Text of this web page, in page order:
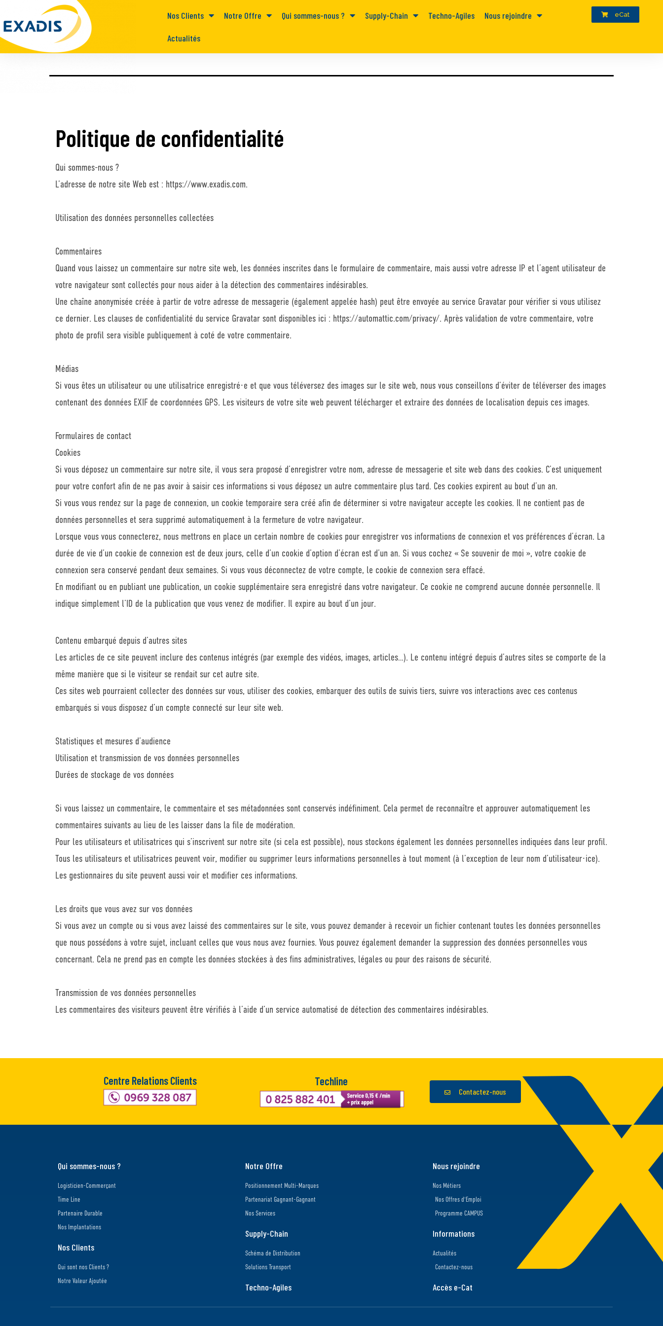
Nos Clients Notre Offre Qui sommes-nous ? Supply-Chain Techno-Agiles Nous rejoindre
Actualités
eCat
Politique de confidentialité
Qui sommes-nous ?
L’adresse de notre site Web est : https://www.exadis.com.
Utilisation des données personnelles collectées
Commentaires
Quand vous laissez un commentaire sur notre site web, les données inscrites dans le formulaire de commentaire, mais aussi votre adresse IP et l’agent utilisateur de
votre navigateur sont collectés pour nous aider à la détection des commentaires indésirables.
Une chaîne anonymisée créée à partir de votre adresse de messagerie (également appelée hash) peut être envoyée au service Gravatar pour vérifier si vous utilisez
ce dernier. Les clauses de confidentialité du service Gravatar sont disponibles ici : https://automattic.com/privacy/. Après validation de votre commentaire, votre
photo de profil sera visible publiquement à coté de votre commentaire.
Médias
Si vous êtes un utilisateur ou une utilisatrice enregistré·e et que vous téléversez des images sur le site web, nous vous conseillons d’éviter de téléverser des images
contenant des données EXIF de coordonnées GPS. Les visiteurs de votre site web peuvent télécharger et extraire des données de localisation depuis ces images.
Formulaires de contact
Cookies
Si vous déposez un commentaire sur notre site, il vous sera proposé d’enregistrer votre nom, adresse de messagerie et site web dans des cookies. C’est uniquement
pour votre confort afin de ne pas avoir à saisir ces informations si vous déposez un autre commentaire plus tard. Ces cookies expirent au bout d’un an.
Si vous vous rendez sur la page de connexion, un cookie temporaire sera créé afin de déterminer si votre navigateur accepte les cookies. Il ne contient pas de
données personnelles et sera supprimé automatiquement à la fermeture de votre navigateur.
Lorsque vous vous connecterez, nous mettrons en place un certain nombre de cookies pour enregistrer vos informations de connexion et vos préférences d’écran. La
durée de vie d’un cookie de connexion est de deux jours, celle d’un cookie d’option d’écran est d’un an. Si vous cochez « Se souvenir de moi », votre cookie de
connexion sera conservé pendant deux semaines. Si vous vous déconnectez de votre compte, le cookie de connexion sera effacé.
En modifiant ou en publiant une publication, un cookie supplémentaire sera enregistré dans votre navigateur. Ce cookie ne comprend aucune donnée personnelle. Il
indique simplement l’ID de la publication que vous venez de modifier. Il expire au bout d’un jour.
Contenu embarqué depuis d’autres sites
Les articles de ce site peuvent inclure des contenus intégrés (par exemple des vidéos, images, articles…). Le contenu intégré depuis d’autres sites se comporte de la
même manière que si le visiteur se rendait sur cet autre site.
Ces sites web pourraient collecter des données sur vous, utiliser des cookies, embarquer des outils de suivis tiers, suivre vos interactions avec ces contenus
embarqués si vous disposez d’un compte connecté sur leur site web.
Statistiques et mesures d’audience
Utilisation et transmission de vos données personnelles
Durées de stockage de vos données
Si vous laissez un commentaire, le commentaire et ses métadonnées sont conservés indéfiniment. Cela permet de reconnaître et approuver automatiquement les
commentaires suivants au lieu de les laisser dans la file de modération.
Pour les utilisateurs et utilisatrices qui s’inscrivent sur notre site (si cela est possible), nous stockons également les données personnelles indiquées dans leur profil.
Tous les utilisateurs et utilisatrices peuvent voir, modifier ou supprimer leurs informations personnelles à tout moment (à l’exception de leur nom d’utilisateur·ice).
Les gestionnaires du site peuvent aussi voir et modifier ces informations.
Les droits que vous avez sur vos données
Si vous avez un compte ou si vous avez laissé des commentaires sur le site, vous pouvez demander à recevoir un fichier contenant toutes les données personnelles
que nous possédons à votre sujet, incluant celles que vous nous avez fournies. Vous pouvez également demander la suppression des données personnelles vous
concernant. Cela ne prend pas en compte les données stockées à des fins administratives, légales ou pour des raisons de sécurité.
Transmission de vos données personnelles
Les commentaires des visiteurs peuvent être vérifiés à l’aide d’un service automatisé de détection des commentaires indésirables.
Centre Relations Clients Techline
Contactez-nous
Qui sommes-nous ?
Logisticien-Commerçant
Time Line
Partenaire Durable
Nos Implantations
Nos Clients
Qui sont nos Clients ?
Notre Valeur Ajoutée
Notre Offre
Positionnement Multi-Marques
Partenariat Gagnant-Gagnant
Nos Services
Supply-Chain
Schéma de Distribution
Solutions Transport
Techno-Agiles
Nous rejoindre
Nos Métiers
Nos Offres d'Emploi
Programme CAMPUS
Informations
Actualités
Contactez-nous
Accès e-Cat